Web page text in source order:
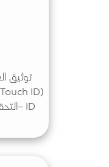
توثيق
ID –التحقق بالتعرف على الوجه)